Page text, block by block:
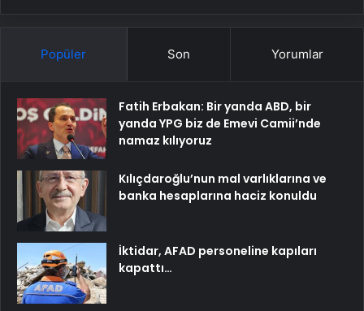
Popüler Son Yorumlar
Fatih Erbakan: Bir yanda ABD, bir
yanda YPG biz de Emevi Camii’nde
namaz kılıyoruz
Kılıçdaroğlu’nun mal varlıklarına ve
banka hesaplarına haciz konuldu
İktidar, AFAD personeline kapıları
kapattı…